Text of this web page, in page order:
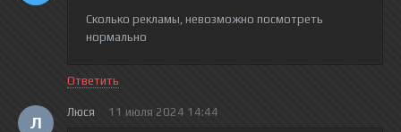
Сколько рекламы, невозможно посмотреть
нормально
Ответить
Л
Люся 11 июля 2024 14:44